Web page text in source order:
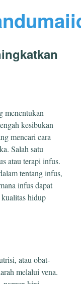
menentukan
kesibukan
mencari cara
Salah satu
atau terapi infus.
tentang infus,
infus dapat
hidup
atau obat-
melalui vena.